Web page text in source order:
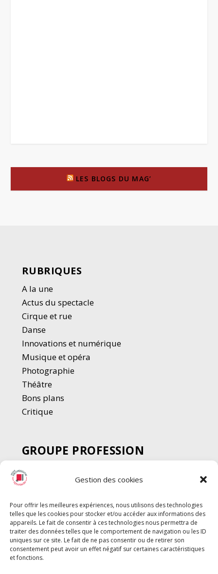
Gestion des cookies
Pour offrir les meilleures expériences, nous utilisons des technologies
telles que les cookies pour stocker et/ou accéder aux informations des
appareils. Le fait de consentir à ces technologies nous permettra de
traiter des données telles que le comportement de navigation ou les ID
uniques sur ce site. Le fait de ne pas consentir ou de retirer son
consentement peut avoir un effet négatif sur certaines caractéristiques
et fonctions.
LES BLOGS DU MAG’
RUBRIQUES
A la une
Actus du spectacle
Cirque et rue
Danse
Innovations et numérique
Musique et opéra
Photographie
Théâtre
Bons plans
Critique
GROUPE PROFESSION
SPECTACLE
Chèque Intermittents
Chèque Compta
Chèque Emploi Spectacle
G-Pods
Profession Audio-visuel